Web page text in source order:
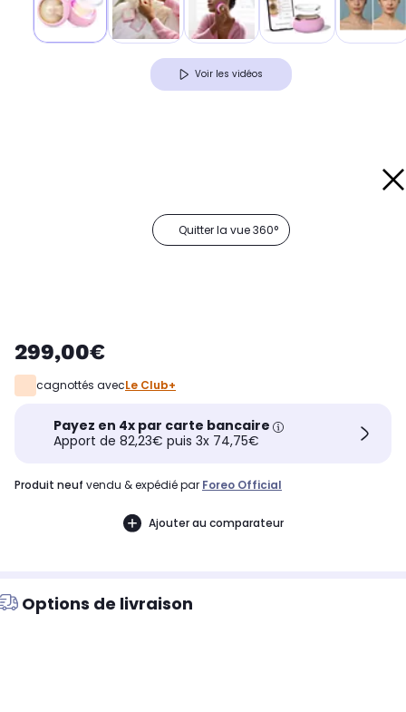
Voir les vidéos
Quitter la vue 360°
299,00€
cagnottés avecLe Club+
Payez en 4x par carte bancaire
Apport de 82,23€ puis 3x 74,75€
produit neuf vendu & expédié par Foreo Official
Ajouter au comparateur
Options de livraison